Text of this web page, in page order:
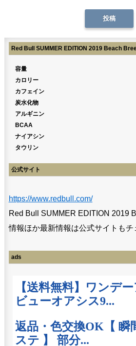
Red Bull SUMMER EDITION 2019 Beach
容量
カロリー
カフェイン
炭水化物
アルギニン
BCAA
ナイアシン
タウリン
公式サイト
https://www.redbull.com/
Red Bull SUMMER EDITION 2019
情報ほか最新情報は公式サイトもチ
ads